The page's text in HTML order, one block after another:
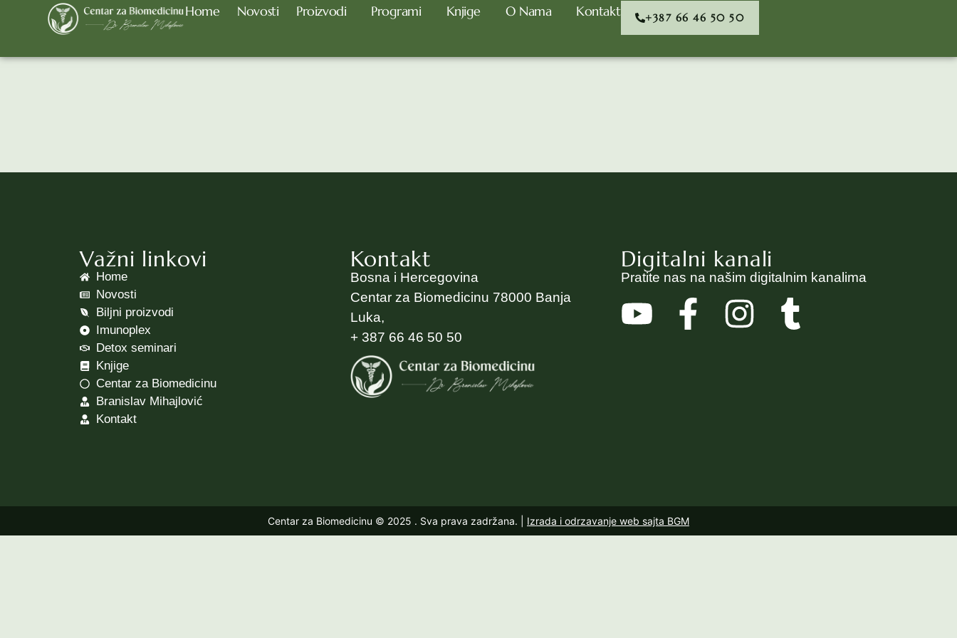
Home Novosti Proizvodi Programi Knjige O Nama Kontakt +387 66 46 50 50
Portfolio – Bordered
Važni linkovi
Home
Novosti
Biljni proizvodi
Imunoplex
Detox seminari
Knjige
Centar za Biomedicinu
Branislav Mihajlović
Kontakt
Kontakt
Bosna i Hercegovina
Centar za Biomedicinu 78000 Banja
Luka,
+ 387 66 46 50 50
Digitalni kanali
Pratite nas na našim digitalnim kanalima
Centar za Biomedicinu © 2025 . Sva prava zadržana. | Izrada i odrzavanje web sajta BGM